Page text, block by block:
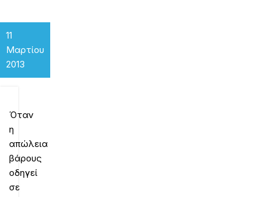
11
Μαρτίου
2013
Όταν
η
απώλεια
βάρους
οδηγεί
σε